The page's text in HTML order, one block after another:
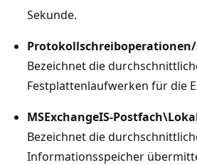
Sekunde.
Bezeichnet die
Festplattenlaufwerken für die
MSExchangeIS-
Bezeichnet die
Informationsspeicher